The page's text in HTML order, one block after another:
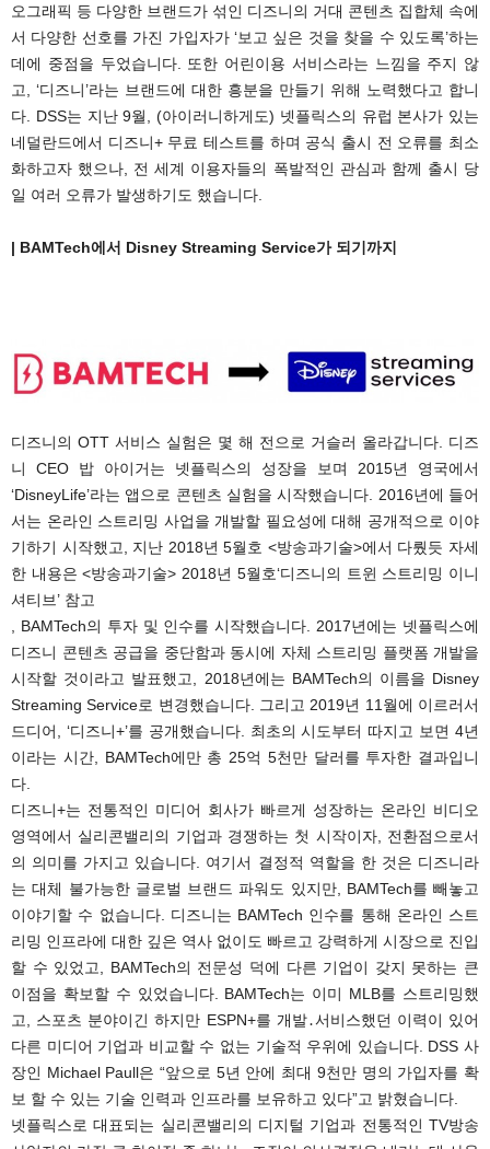
오그래픽 등 다양한 브랜드가 섞인 디즈니의 거대 콘텐츠 집합체 속에
서 다양한 선호를 가진 가입자가 ‘보고 싶은 것을 찾을 수 있도록’하는
데에 중점을 두었습니다. 또한 어린이용 서비스라는 느낌을 주지 않
고, ‘디즈니’라는 브랜드에 대한 흥분을 만들기 위해 노력했다고 합니
다. DSS는 지난 9월, (아이러니하게도) 넷플릭스의 유럽 본사가 있는
네덜란드에서 디즈니+ 무료 테스트를 하며 공식 출시 전 오류를 최소
화하고자 했으나, 전 세계 이용자들의 폭발적인 관심과 함께 출시 당
일 여러 오류가 발생하기도 했습니다.
| BAMTech에서 Disney Streaming Service가 되기까지
디즈니의 OTT 서비스 실험은 몇 해 전으로 거슬러 올라갑니다. 디즈
니 CEO 밥 아이거는 넷플릭스의 성장을 보며 2015년 영국에서
‘DisneyLife’라는 앱으로 콘텐츠 실험을 시작했습니다. 2016년에 들어
서는 온라인 스트리밍 사업을 개발할 필요성에 대해 공개적으로 이야
기하기 시작했고, 지난 2018년 5월호 <방송과기술>에서 다뤘듯 자세
한 내용은 <방송과기술> 2018년 5월호‘디즈니의 트윈 스트리밍 이니
셔티브’ 참고
, BAMTech의 투자 및 인수를 시작했습니다. 2017년에는 넷플릭스에
디즈니 콘텐츠 공급을 중단함과 동시에 자체 스트리밍 플랫폼 개발을
시작할 것이라고 발표했고, 2018년에는 BAMTech의 이름을 Disney
Streaming Service로 변경했습니다. 그리고 2019년 11월에 이르러서
드디어, ‘디즈니+’를 공개했습니다. 최초의 시도부터 따지고 보면 4년
이라는 시간, BAMTech에만 총 25억 5천만 달러를 투자한 결과입니
다.
디즈니+는 전통적인 미디어 회사가 빠르게 성장하는 온라인 비디오
영역에서 실리콘밸리의 기업과 경쟁하는 첫 시작이자, 전환점으로서
의 의미를 가지고 있습니다. 여기서 결정적 역할을 한 것은 디즈니라
는 대체 불가능한 글로벌 브랜드 파워도 있지만, BAMTech를 빼놓고
이야기할 수 없습니다. 디즈니는 BAMTech 인수를 통해 온라인 스트
리밍 인프라에 대한 깊은 역사 없이도 빠르고 강력하게 시장으로 진입
할 수 있었고, BAMTech의 전문성 덕에 다른 기업이 갖지 못하는 큰
이점을 확보할 수 있었습니다. BAMTech는 이미 MLB를 스트리밍했
고, 스포츠 분야이긴 하지만 ESPN+를 개발․서비스했던 이력이 있어
다른 미디어 기업과 비교할 수 없는 기술적 우위에 있습니다. DSS 사
장인 Michael Paull은 “앞으로 5년 안에 최대 9천만 명의 가입자를 확
보 할 수 있는 기술 인력과 인프라를 보유하고 있다”고 밝혔습니다.
넷플릭스로 대표되는 실리콘밸리의 디지털 기업과 전통적인 TV방송